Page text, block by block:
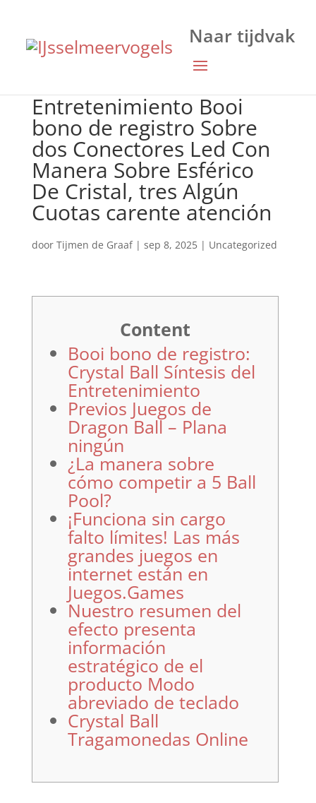
Entretenimiento Booi
bono de registro Sobre
dos Conectores Led Con
Manera Sobre Esférico
De Cristal, tres Algún
Cuotas carente atención
door Tijmen de Graaf| sep 8, 2025| Uncategorized
Content
Booi bono de registro:
Crystal Ball Síntesis del
Entretenimiento
Previos Juegos de
Dragon Ball – Plana
ningún
¿La manera sobre
cómo competir a 5 Ball
Pool?
¡Funciona sin cargo
falto límites! Las más
grandes juegos en
internet están en
Juegos.Games
Nuestro resumen del
efecto presenta
información
estratégico de el
producto Modo
abreviado de teclado
Crystal Ball
Tragamonedas Online